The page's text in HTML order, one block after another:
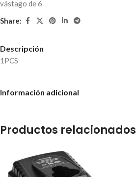
vástago de 6
Share:
Descripción
1PCS
Información adicional
Productos relacionados